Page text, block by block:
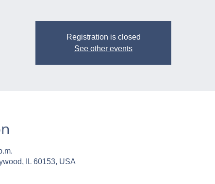
Registration is closed
See other events
IL 60153, USA